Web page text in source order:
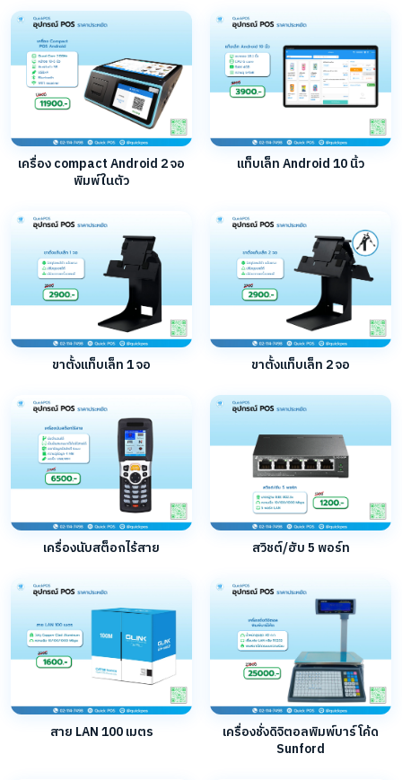
เครื่อง compact Android 2 จอ
พิมพ์ในตัว
แท็บเล็ท Android 10 นิ้ว
ขาตั้งแท็บเล็ท 1 จอ ขาตั้งแท็บเล็ท 2 จอ
เครื่องนับสต็อกไร้สาย สวิชต์/ฮับ 5 พอร์ท
สาย LAN 100 เมตร
เครื่องชั่งดิจิตอลพิมพ์บาร์โค้ด
Sunford